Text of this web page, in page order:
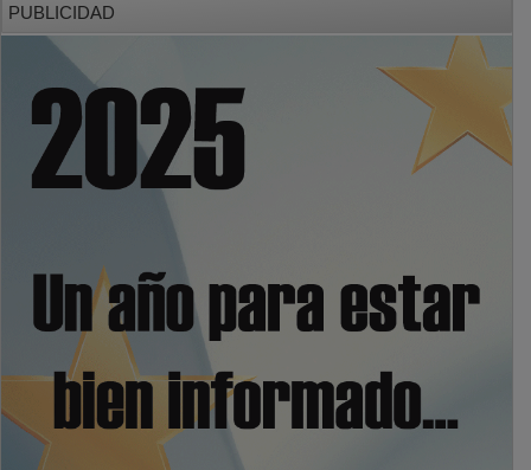
PUBLICIDAD